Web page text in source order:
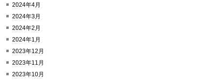
2024年4月
2024年3月
2024年2月
2024年1月
2023年12月
2023年11月
2023年10月